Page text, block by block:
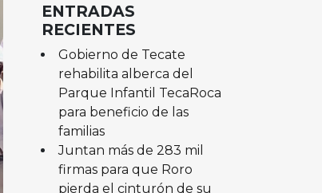
ENTRADAS
RECIENTES
Gobierno de Tecate
rehabilita alberca del
Parque Infantil TecaRoca
para beneficio de las
familias
Juntan más de 283 mil
firmas para que Roro
pierda el cinturón de su